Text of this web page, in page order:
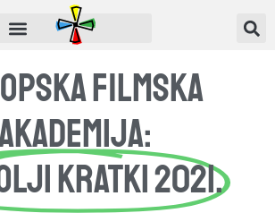
filmska
kratki 2021.